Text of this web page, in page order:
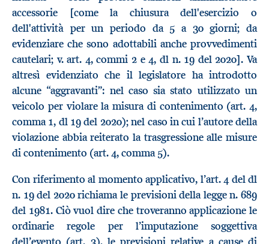
accessorie [come la chiusura dell'esercizio o
dell'attività per un periodo da 5 a 30 giorni; da
evidenziare che sono adottabili anche provvedimenti
cautelari; v. art. 4, commi 2 e 4, dl n. 19 del 2020]. Va
altresì evidenziato che il legislatore ha introdotto
alcune “aggravanti”: nel caso sia stato utilizzato un
veicolo per violare la misura di contenimento (art. 4,
comma 1, dl 19 del 2020); nel caso in cui l’autore della
violazione abbia reiterato la trasgressione alle misure
di contenimento (art. 4, comma 5).
Con riferimento al momento applicativo, l’art. 4 del dl
n. 19 del 2020 richiama le previsioni della legge n. 689
del 1981. Ciò vuol dire che troveranno applicazione le
ordinarie regole per l’imputazione soggettiva